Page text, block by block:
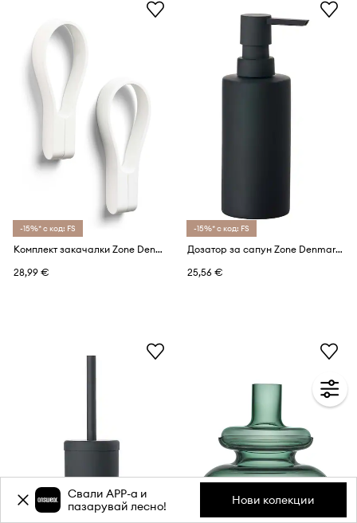
-15%* с код: FS
Комплект закачалки Zone Denmark (2 броя)
28,99 €
-15%* с код: FS
Дозатор за сапун Zone Denmark
25,56 €
Свали APP-a и
пазарувай лесно!
Нови колекции